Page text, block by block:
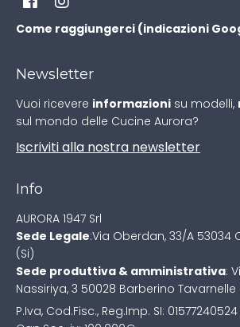
Come raggiungerci (indicazioni
Newsletter
Vuoi ricevere informazioni su modelli,
sul mondo delle Cucine Aurora?
Iscriviti alla nostra newsletter
Info
AURORA 1947 Srl
Sede Legale:Via Oberdan, 33/A 53034
(Si)
Sede produttiva & amministrativa:
Nassiriya, 3 50028 Barberino Tavarnelle
P.Iva, Cod.Fisc., Reg.Imp. SI: 01577240524